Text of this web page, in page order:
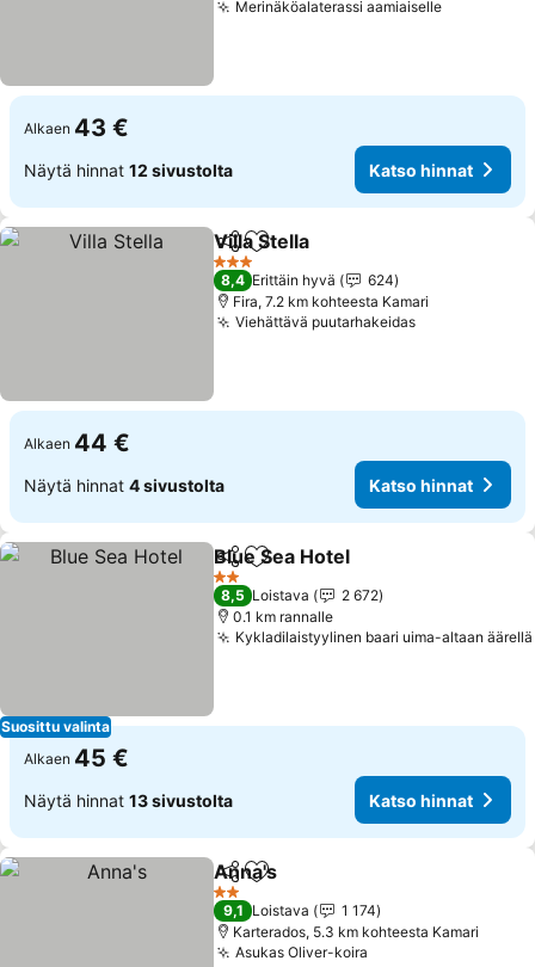
Merinäköalaterassi aamiaiselleKatso
Alkaen 43 €
Näytä hinnat 12 sivustolta Katso hinnat
Jaa Lisää suosikkeihin
Villa Stella
3 Tähtiluokitus
8,4 Erittäin hyvä
624
Fira, 7.2 km kohteesta Kamari
Viehättävä puutarhakeidasKatso hinnat
Alkaen 44 €
Näytä hinnat 4 sivustolta Katso hinnat
Suosittu valinta
Jaa Lisää suosikkeihin
Blue Sea Hotel
2 Tähtiluokitus
8,5 Loistava
2 672
0.1 km rannalle
Kykladilaistyylinen baari uima-altaan äärellä
Alkaen 45 €
Näytä hinnat 13 sivustolta Katso hinnat
Jaa Lisää suosikkeihin
Anna's
2 Tähtiluokitus
9,1 Loistava
1 174
Karterados, 5.3 km kohteesta Kamari
Asukas Oliver-koira